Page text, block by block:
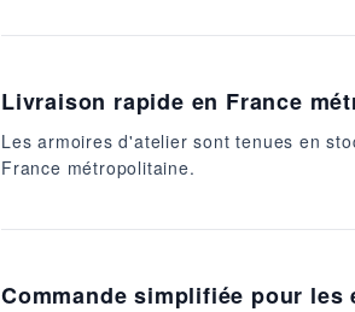
Livraison rapide en France
Les armoires d'atelier sont tenues en
France métropolitaine.
Commande simplifiée pour